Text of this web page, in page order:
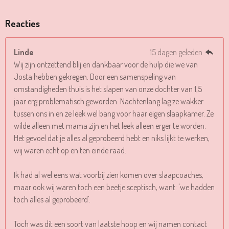
Reacties
Linde
15 dagen geleden
Wij zijn ontzettend blij en dankbaar voor de hulp die we van
Josta hebben gekregen. Door een samenspeling van
omstandigheden thuis is het slapen van onze dochter van 1,5
jaar erg problematisch geworden. Nachtenlang lag ze wakker
tussen ons in en ze leek wel bang voor haar eigen slaapkamer. Ze
wilde alleen met mama zijn en het leek alleen erger te worden.
Het gevoel dat je alles al geprobeerd hebt en niks lijkt te werken,
wij waren echt op en ten einde raad.
Ik had al wel eens wat voorbij zien komen over slaapcoaches,
maar ook wij waren toch een beetje sceptisch, want: 'we hadden
toch alles al geprobeerd'.
Toch was dit een soort van laatste hoop en wij namen contact